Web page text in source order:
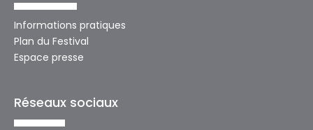
Informations pratiques
Plan du Festival
Espace presse
Réseaux sociaux